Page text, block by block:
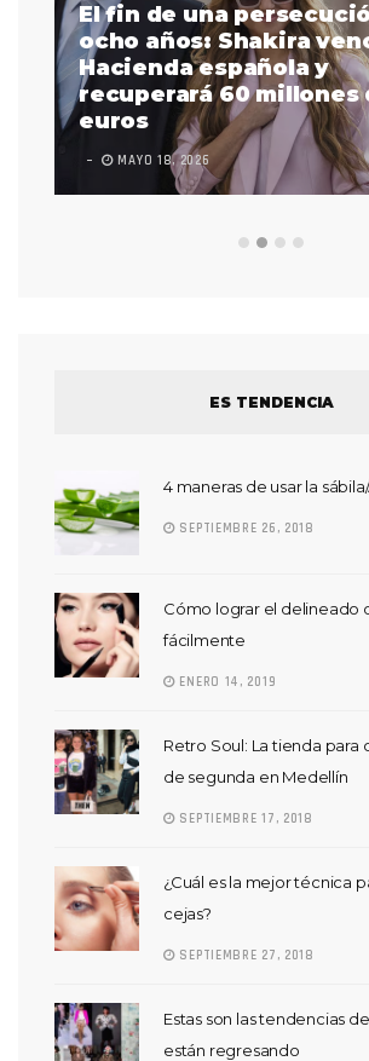
El fin de una
ocho años: Shakira
Hacienda española y
recuperará 60 millones
euros
MAYO 18, 2026
ES TENDENCIA
4 maneras de usar la
SEPTIEMBRE 26, 2018
Cómo lograr el delineado
fácilmente
ENERO 14, 2019
Retro Soul: La tienda para
de segunda en Medellín
SEPTIEMBRE 17, 2018
¿Cuál es la mejor técnica
cejas?
SEPTIEMBRE 27, 2018
Estas son las tendencias
están regresando